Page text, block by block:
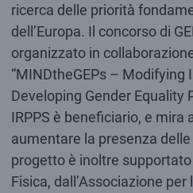
ricerca delle priorità
dell’Europa. Il concorso di
organizzato in
“MINDtheGEPs – Modifying
Developing Gender Equality
IRPPS è beneficiario, e
aumentare la presenza
progetto è inoltre
Fisica, dall’Associazione